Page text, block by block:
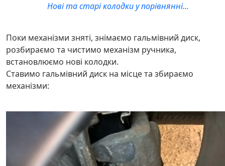
Нові та старі колодки у порівнянні...
Поки механізми зняті, знімаємо гальмівний диск,
розбираємо та чистимо механізм ручника,
встановлюємо нові колодки.
Ставимо гальмівний диск на місце та збираємо
механізми: